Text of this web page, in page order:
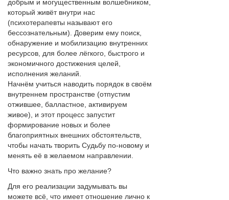
добрым и могущественным волшебником,
который живёт внутри нас
(психотерапевты называют его
бессознательным). Доверим ему поиск,
обнаружение и мобилизацию внутренних
ресурсов, для более лёгкого, быстрого и
экономичного достижения целей,
исполнения желаний.
Начнём учиться наводить порядок в своём
внутреннем пространстве (отпустим
отжившее, балластное, активируем
живое), и этот процесс запустит
формирование новых и более
благоприятных внешних обстоятельств,
чтобы начать творить Судьбу по-новому и
менять её в желаемом направлении.
Что важно знать про желание?
Для его реализации задумывать вы
можете всё, что имеет отношение лично к